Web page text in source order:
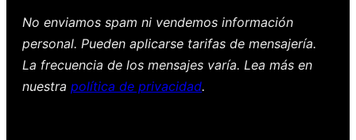
No enviamos spam ni vendemos información
personal. Pueden aplicarse tarifas de mensajería.
La frecuencia de los mensajes varía. Lea más en
nuestra política de privacidad.